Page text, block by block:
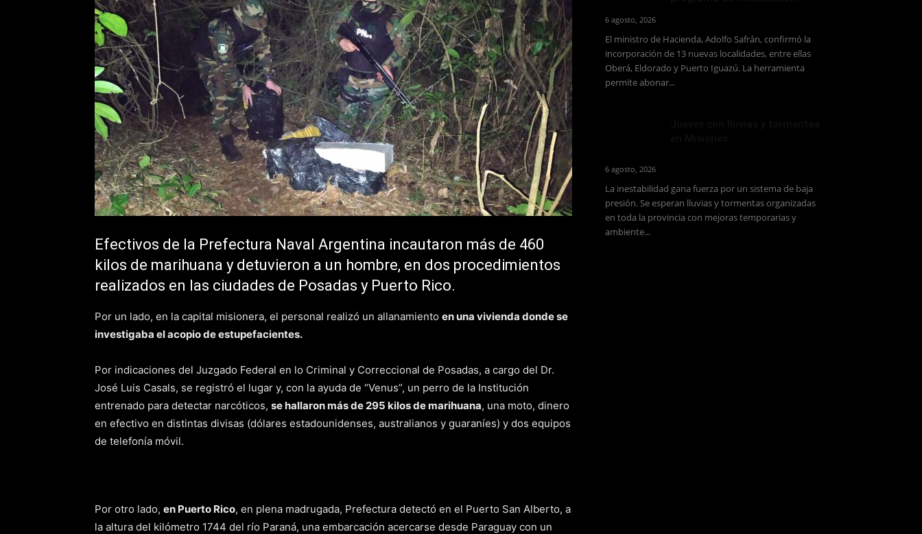
Efectivos de la Prefectura Naval Argentina incautaron más de 460
kilos de marihuana y detuvieron a un hombre, en dos procedimientos
realizados en las ciudades de Posadas y Puerto Rico.
Por un lado, en la capital misionera, el personal realizó un allanamiento en una vivienda donde se
investigaba el acopio de estupefacientes.
Por indicaciones del Juzgado Federal en lo Criminal y Correccional de Posadas, a cargo del Dr.
José Luis Casals, se registró el lugar y, con la ayuda de “Venus”, un perro de la Institución
entrenado para detectar narcóticos, se hallaron más de 295 kilos de marihuana, una moto, dinero
en efectivo en distintas divisas (dólares estadounidenses, australianos y guaraníes) y dos equipos
de telefonía móvil.
Por otro lado, en Puerto Rico, en plena madrugada, Prefectura detectó en el Puerto San Alberto, a
la altura del kilómetro 1744 del río Paraná, una embarcación acercarse desde Paraguay con un
6 agosto, 2026
El ministro de Hacienda, Adolfo Safrán, confirmó la
incorporación de 13 nuevas localidades, entre ellas
Oberá, Eldorado y Puerto Iguazú. La herramienta
permite abonar...
6 agosto, 2026
La inestabilidad gana fuerza por un sistema de baja
presión. Se esperan lluvias y tormentas organizadas
en toda la provincia con mejoras temporarias y
ambiente...